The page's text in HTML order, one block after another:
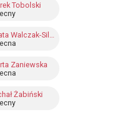
Tobolski
Beata Walczak-Silińska
Zaniewska
Żabiński